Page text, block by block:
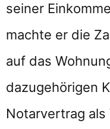
seiner
machte er die
auf das
dazugehörigen
Notarvertrag